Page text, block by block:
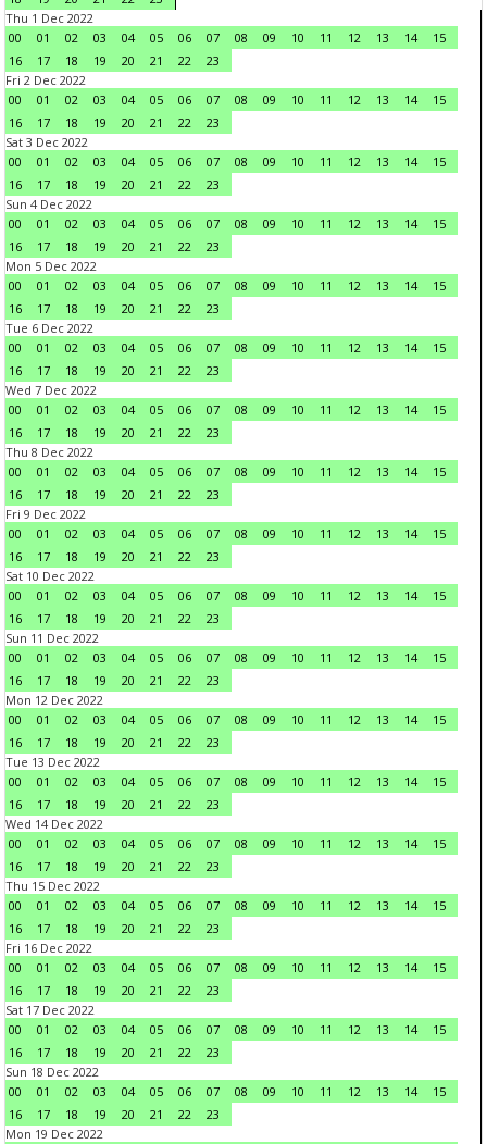
Thu 1 Dec 2022
00
01 02 03 04 05 06 07 08 09 10 11 12 13 14
15
16
17 18 19 20 21 22
23
Fri 2 Dec 2022
00
01 02 03 04 05 06 07 08 09 10 11 12 13 14
15
16
17 18 19 20 21 22
23
Sat 3 Dec 2022
00
01 02 03 04 05 06 07 08 09 10 11 12 13 14
15
16
17 18 19 20 21 22
23
Sun 4 Dec 2022
00
01 02 03 04 05 06 07 08 09 10 11 12 13 14
15
16
17 18 19 20 21 22
23
Mon 5 Dec 2022
00
01 02 03 04 05 06 07 08 09 10 11 12 13 14
15
16
17 18 19 20 21 22
23
Tue 6 Dec 2022
00
01 02 03 04 05 06 07 08 09 10 11 12 13 14
15
16
17 18 19 20 21 22
23
Wed 7 Dec 2022
00
01 02 03 04 05 06 07 08 09 10 11 12 13 14
15
16
17 18 19 20 21 22
23
Thu 8 Dec 2022
00
01 02 03 04 05 06 07 08 09 10 11 12 13 14
15
16
17 18 19 20 21 22
23
Fri 9 Dec 2022
00
01 02 03 04 05 06 07 08 09 10 11 12 13 14
15
16
17 18 19 20 21 22
23
Sat 10 Dec 2022
00
01 02 03 04 05 06 07 08 09 10 11 12 13 14
15
16
17 18 19 20 21 22
23
Sun 11 Dec 2022
00
01 02 03 04 05 06 07 08 09 10 11 12 13 14
15
16
17 18 19 20 21 22
23
Mon 12 Dec 2022
00
01 02 03 04 05 06 07 08 09 10 11 12 13 14
15
16
17 18 19 20 21 22
23
Tue 13 Dec 2022
00
01 02 03 04 05 06 07 08 09 10 11 12 13 14
15
16
17 18 19 20 21 22
23
Wed 14 Dec 2022
00
01 02 03 04 05 06 07 08 09 10 11 12 13 14
15
16
17 18 19 20 21 22
23
Thu 15 Dec 2022
00
01 02 03 04 05 06 07 08 09 10 11 12 13 14
15
16
17 18 19 20 21 22
23
Fri 16 Dec 2022
00
01 02 03 04 05 06 07 08 09 10 11 12 13 14
15
16
17 18 19 20 21 22
23
Sat 17 Dec 2022
00
01 02 03 04 05 06 07 08 09 10 11 12 13 14
15
16
17 18 19 20 21 22
23
Sun 18 Dec 2022
00
01 02 03 04 05 06 07 08 09 10 11 12 13 14
15
16
17 18 19 20 21 22
23
Mon 19 Dec 2022